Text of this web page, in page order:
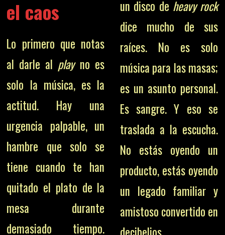
el caos
Lo primero que notas
al darle al playno es
solo la música, es la
actitud. Hay una
urgencia palpable, un
hambre que solo se
tiene cuando te han
quitado el plato de la
mesa durante
demasiado tiempo.
un disco de heavy rock
dice mucho de sus
raíces. No es solo
música para las masas;
es un asunto personal.
Es sangre. Y eso se
traslada a la escucha.
No estás oyendo un
producto, estás oyendo
un legado familiar y
amistoso convertido en